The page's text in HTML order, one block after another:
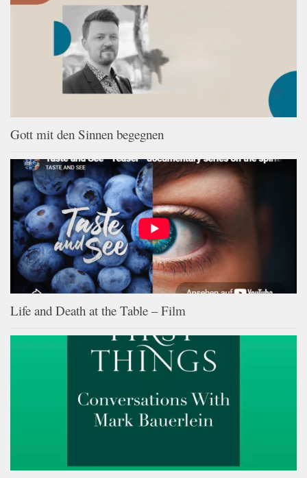
Gott mit den Sinnen begegnen
Life and Death at the Table – Film